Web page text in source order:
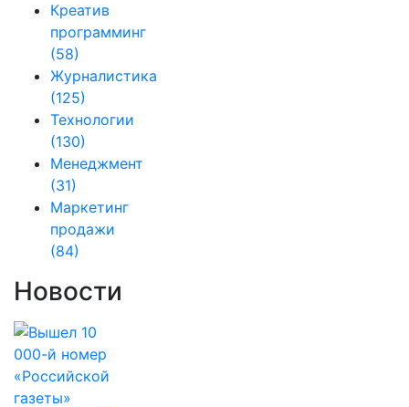
Креатив
программинг
(58)
Журналистика
(125)
Технологии
(130)
Менеджмент
(31)
Маркетинг
продажи
(84)
Новости